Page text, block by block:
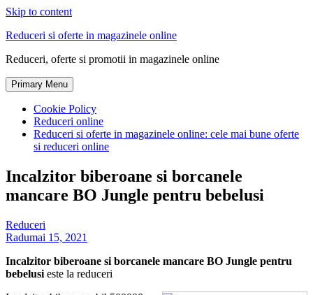
Skip to content
Reduceri si oferte in magazinele online
Reduceri, oferte si promotii in magazinele online
Primary Menu
Cookie Policy
Reduceri online
Reduceri si oferte in magazinele online: cele mai bune oferte
si reduceri online
Incalzitor biberoane si borcanele
mancare BO Jungle pentru bebelusi
Reduceri
Radumai 15, 2021
Incalzitor biberoane si borcanele mancare BO Jungle pentru
bebelusi este la reduceri